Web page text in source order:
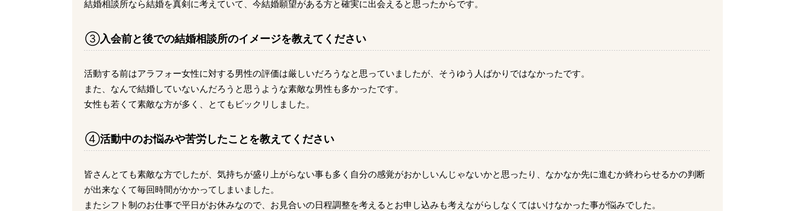
結婚相談所なら結婚を真剣に考えていて、今結婚願望がある方と確実に出会えると思ったからです。
③入会前と後での結婚相談所のイメージを教えてください
活動する前はアラフォー女性に対する男性の評価は厳しいだろうなと思っていましたが、そうゆう人ばかりではなかったです。
また、なんで結婚していないんだろうと思うような素敵な男性も多かったです。
女性も若くて素敵な方が多く、とてもビックリしました。
④活動中のお悩みや苦労したことを教えてください
皆さんとても素敵な方でしたが、気持ちが盛り上がらない事も多く自分の感覚がおかしいんじゃないかと思ったり、なかなか先に進むか終わらせるかの判断
が出来なくて毎回時間がかかってしまいました。
またシフト制のお仕事で平日がお休みなので、お見合いの日程調整を考えるとお申し込みも考えながらしなくてはいけなかった事が悩みでした。